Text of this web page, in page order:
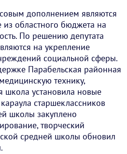
дополнением являются
областного бюджета на
По решению депутата
на укрепление
социальной сферы.
Парабельская районная
технику,
школа установила новые
старшеклассников
школы закуплено
творческий
средней школы обновил